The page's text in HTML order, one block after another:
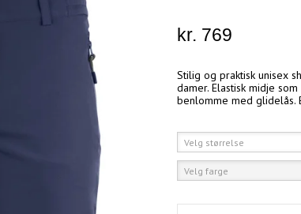
kr. 769
Stilig og praktisk unisex
damer. Elastisk midje
benlomme med glidelås.
Velg størrelse
Velg farge